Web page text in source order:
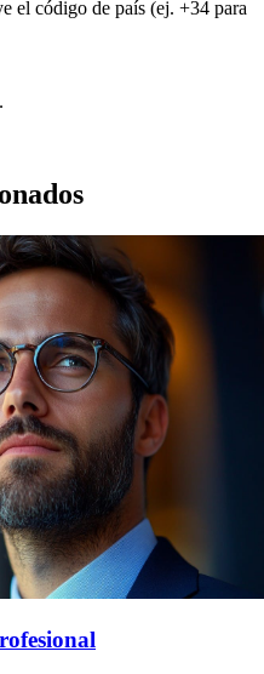
el código de país (ej. +34 para